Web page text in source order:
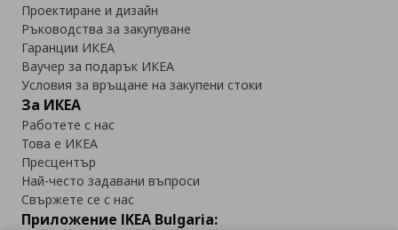
Проектиране и дизайн
Ръководства за закупуване
Гаранции ИКЕА
Ваучер за подарък ИКЕА
Условия за връщане на закупени стоки
За ИКЕА
Работете с нас
Това е ИКЕА
Пресцентър
Най-често задавани въпроси
Свържете се с нас
Приложение IKEA Bulgaria: